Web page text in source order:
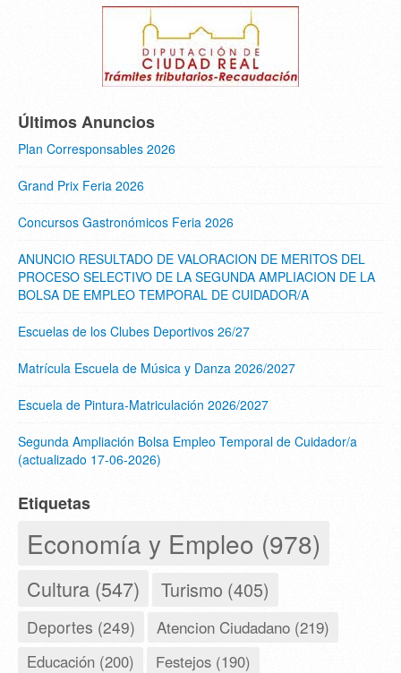
Últimos Anuncios
Plan Corresponsables 2026
Grand Prix Feria 2026
Concursos Gastronómicos Feria 2026
ANUNCIO RESULTADO DE VALORACION DE MERITOS DEL
PROCESO SELECTIVO DE LA SEGUNDA AMPLIACION DE LA
BOLSA DE EMPLEO TEMPORAL DE CUIDADOR/A
Escuelas de los Clubes Deportivos 26/27
Matrícula Escuela de Música y Danza 2026/2027
Escuela de Pintura-Matriculación 2026/2027
Segunda Ampliación Bolsa Empleo Temporal de Cuidador/a
(actualizado 17-06-2026)
Etiquetas
Economía y Empleo (978)
Cultura (547) Turismo (405)
Deportes (249) Atencion Ciudadano (219)
Educación (200) Festejos (190)